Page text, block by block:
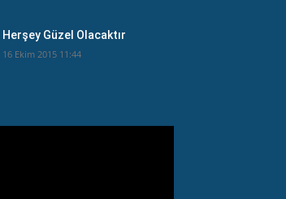
Herşey Güzel Olacaktır
16 Ekim 2015 11:44